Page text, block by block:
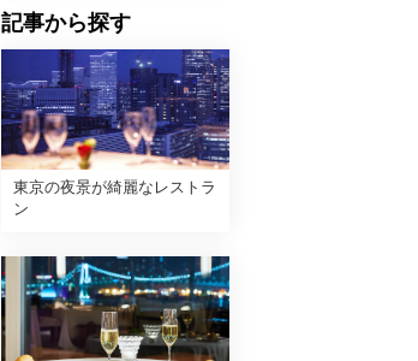
記事から探す
東京の夜景が綺麗なレストラ
ン